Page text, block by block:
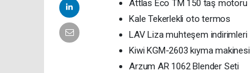
Attlas Eco TM 150 taş motoru
Kale Tekerlekli oto termos
LAV Liza muhteşem indirimleri
Kiwi KGM-2603 kıyma makinesi
Arzum AR 1062 Blender Seti